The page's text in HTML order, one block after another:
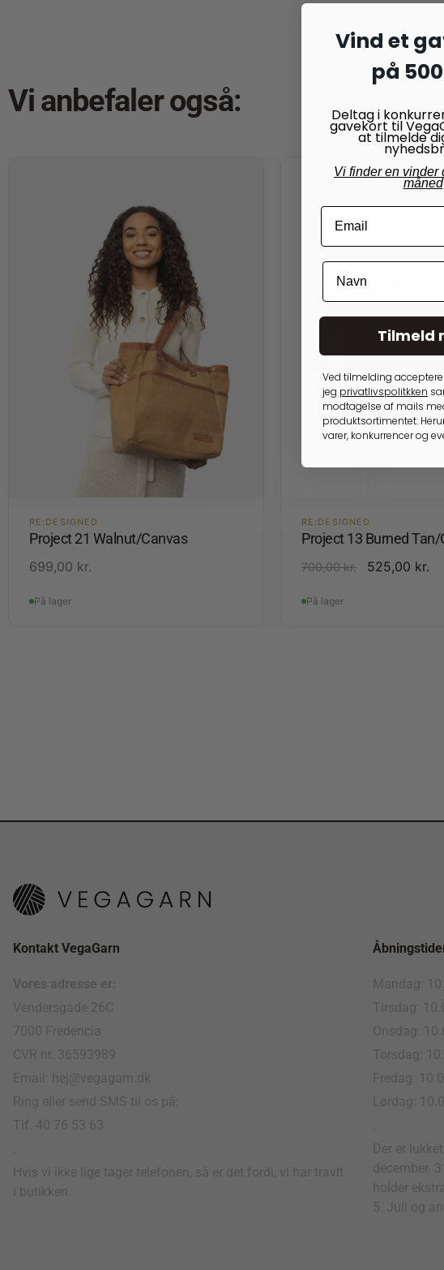
Vi anbefaler også:
RE:DESIGNED
Project 21 Walnut/Canvas
699,00 kr.
På lager
RE:DESIGNED
Project 13 Burned Tan/
700,00kr. 525,00 kr.
På lager
Kontakt VegaGarn
Vores adresse er:
Vendersgade 26C
7000 Fredericia
CVR nr. 36593989
Email: hej@vegagarn.dk
Ring eller send SMS til os på:
Tlf. 40 76 53 63
Hvis vi ikke lige tager telefonen, så er det fordi, vi har travlt
i butikken.
Mandag:
Tirsdag:
Onsdag:
Torsdag:
Fredag:
Lørdag:
Der er
december.
holder
5. Juli og
Vind et
på
Deltag i
gavekort til
at tilmelde
Vi finder en vinder
måned
Tilmeld
Ved tilmelding
jeg privatlivspolitkken
modtagelse af mails
produktsortimentet.
varer, konkurrencer og